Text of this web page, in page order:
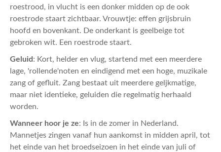
roestrood, in vlucht is een donker midden op de ook
roestrode staart zichtbaar. Vrouwtje: effen grijsbruin
hoofd en bovenkant. De onderkant is geelbeige tot
gebroken wit. Een roestrode staart.
Geluid: Kort, helder en vlug, startend met een meerdere
lage, 'rollende'noten en eindigend met een hoge, muzikale
zang of gefluit. Zang bestaat uit meerdere geljkmatige,
maar niet identieke, geluiden die regelmatig herhaald
worden.
Wanneer hoor je ze: Is in de zomer in Nederland.
Mannetjes zingen vanaf hun aankomst in midden april, tot
het einde van het broedseizoen in het einde van juli of